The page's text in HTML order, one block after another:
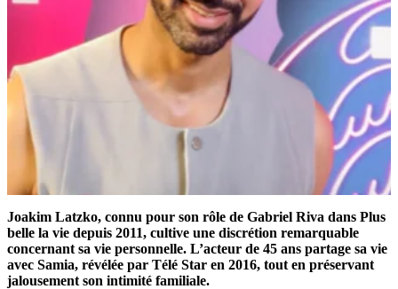
Joakim Latzko, connu pour son rôle de Gabriel Riva dans Plus
belle la vie depuis 2011, cultive une discrétion remarquable
concernant sa vie personnelle. L’acteur de 45 ans partage sa vie
avec Samia, révélée par Télé Star en 2016, tout en préservant
jalousement son intimité familiale.